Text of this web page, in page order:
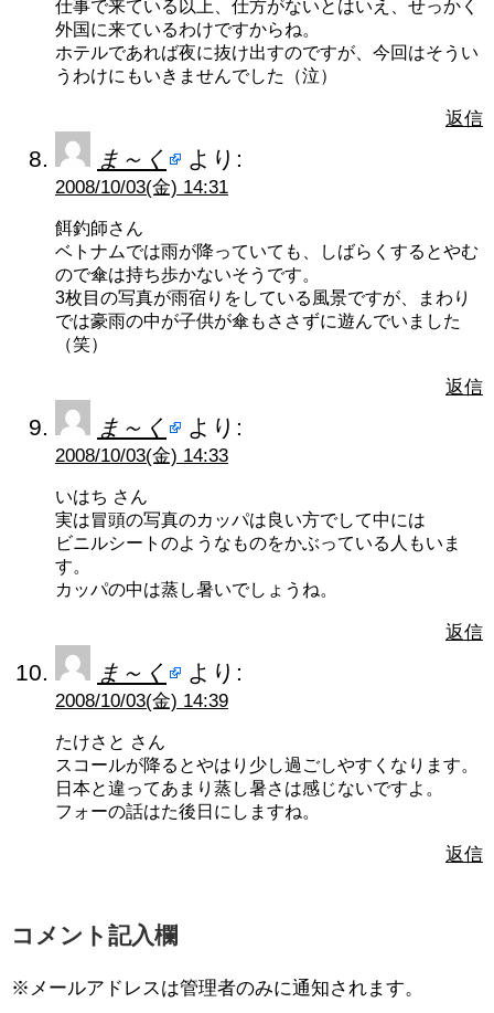
仕事で来ている以上、仕方がないとはいえ、せっかく
外国に来ているわけですからね。
ホテルであれば夜に抜け出すのですが、今回はそうい
うわけにもいきませんでした（泣）
返信
ま～く より:
2008/10/03(金) 14:31
餌釣師さん
ベトナムでは雨が降っていても、しばらくするとやむ
ので傘は持ち歩かないそうです。
3枚目の写真が雨宿りをしている風景ですが、まわり
では豪雨の中が子供が傘もささずに遊んでいました
（笑）
返信
ま～く より:
2008/10/03(金) 14:33
いはち さん
実は冒頭の写真のカッパは良い方でして中には
ビニルシートのようなものをかぶっている人もいま
す。
カッパの中は蒸し暑いでしょうね。
返信
ま～く より:
2008/10/03(金) 14:39
たけさと さん
スコールが降るとやはり少し過ごしやすくなります。
日本と違ってあまり蒸し暑さは感じないですよ。
フォーの話はた後日にしますね。
返信
コメント記入欄
※メールアドレスは管理者のみに通知されます。